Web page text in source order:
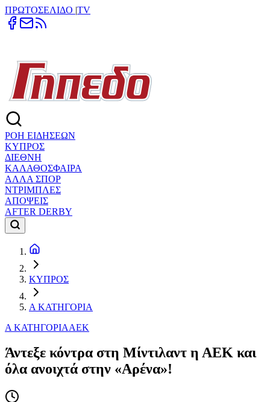
ΠΡΩΤΟΣΕΛΙΔΟ |TV
ΡΟΗ ΕΙΔΗΣΕΩΝ
ΚΥΠΡΟΣ
ΔΙΕΘΝΗ
ΚΑΛΑΘΟΣΦΑΙΡΑ
ΑΛΛΑ ΣΠΟΡ
ΝΤΡΙΜΠΛΕΣ
ΑΠΟΨΕΙΣ
AFTER DERBY
ΚΥΠΡΟΣ
Α ΚΑΤΗΓΟΡΙΑ
Α ΚΑΤΗΓΟΡΙΑΑΕΚ
Άντεξε κόντρα στη Μίντιλαντ η ΑΕΚ και
όλα ανοιχτά στην «Αρένα»!